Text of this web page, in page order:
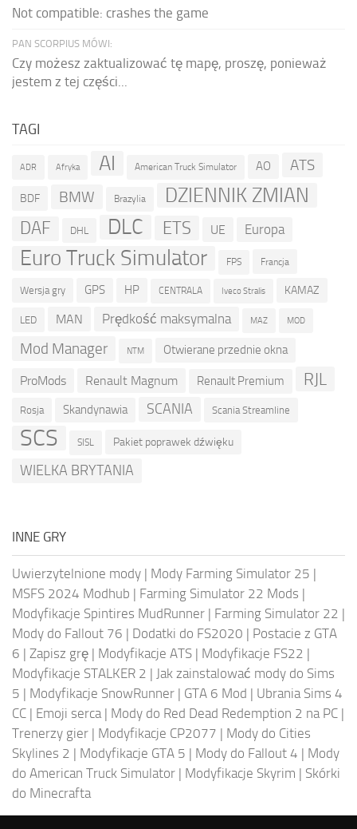
Not compatible: crashes the game
PAN SCORPIUS MÓWI:
Czy możesz zaktualizować tę mapę, proszę, ponieważ
jestem z tej części...
TAGI
ADR Afryka AI American Truck Simulator AO ATS
BDF BMW Brazylia DZIENNIK ZMIAN
DAF DHL DLC ETS UE Europa
Euro Truck Simulator FPS Francja
Wersja gry GPS HP CENTRALA Iveco Stralis KAMAZ
LED MAN Prędkość maksymalna MAZ MOD
Mod Manager NTM Otwierane przednie okna
ProMods Renault Magnum Renault Premium RJL
Rosja Skandynawia SCANIA Scania Streamline
SCS SISL Pakiet poprawek dźwięku
WIELKA BRYTANIA
INNE GRY
Uwierzytelnione mody | Mody Farming Simulator 25 |
MSFS 2024 Modhub | Farming Simulator 22 Mods |
Modyfikacje Spintires MudRunner | Farming Simulator 22 |
Mody do Fallout 76 | Dodatki do FS2020 | Postacie z GTA
6 | Zapisz grę | Modyfikacje ATS | Modyfikacje FS22 |
Modyfikacje STALKER 2 | Jak zainstalować mody do Sims
5 | Modyfikacje SnowRunner | GTA 6 Mod | Ubrania Sims 4
CC | Emoji serca | Mody do Red Dead Redemption 2 na PC |
Trenerzy gier | Modyfikacje CP2077 | Mody do Cities
Skylines 2 | Modyfikacje GTA 5 | Mody do Fallout 4 | Mody
do American Truck Simulator | Modyfikacje Skyrim | Skórki
do Minecrafta